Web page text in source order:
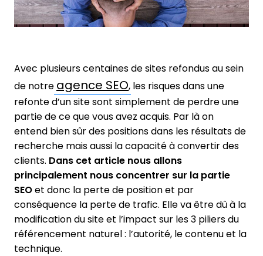
Avec plusieurs centaines de sites refondus au sein
de notre agence SEO, les risques dans une
refonte d’un site sont simplement de perdre une
partie de ce que vous avez acquis. Par là on
entend bien sûr des positions dans les résultats de
recherche mais aussi la capacité à convertir des
clients. Dans cet article nous allons
principalement nous concentrer sur la partie
SEOet donc la perte de position et par
conséquence la perte de trafic. Elle va être dû à la
modification du site et l’impact sur les 3 piliers du
référencement naturel : l’autorité, le contenu et la
technique.